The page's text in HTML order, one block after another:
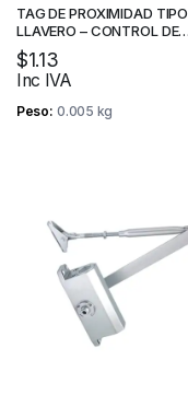
TAG DE PROXIMIDAD TIPO
LLAVERO – CONTROL DE
ACCESO – ZKTECO
$1.13
Inc IVA
Peso 0.005 kg